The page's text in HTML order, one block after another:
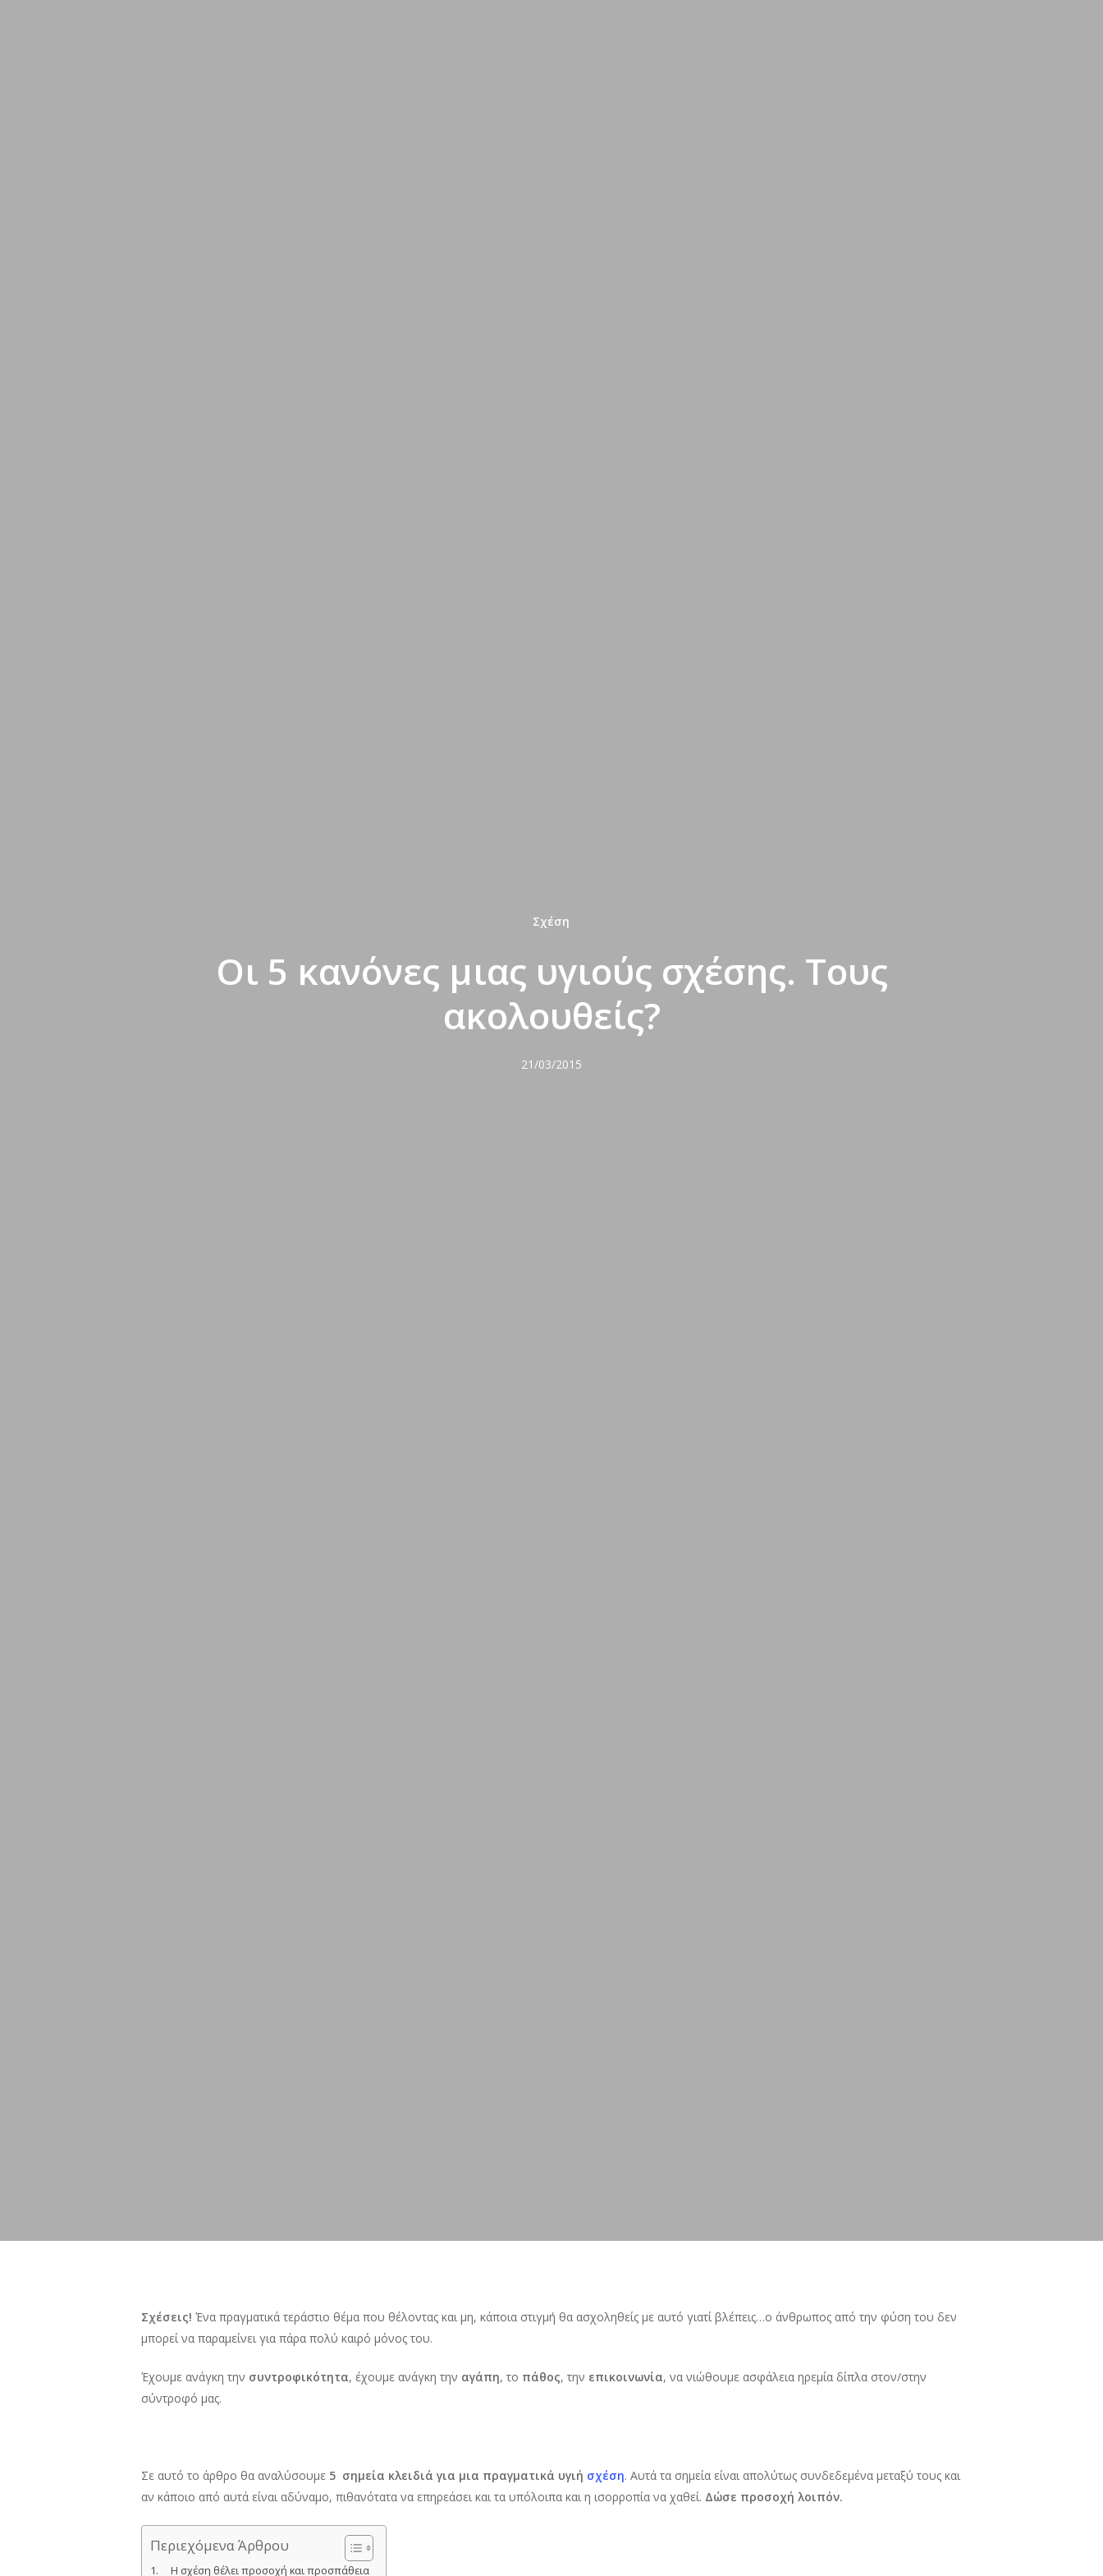
Σχέση
Οι 5 κανόνες μιας υγιούς σχέσης. Τους
ακολουθείς?
21/03/2015
Σχέσεις! Ένα πραγματικά τεράστιο θέμα που θέλοντας και μη, κάποια στιγμή θα ασχοληθείς με αυτό γιατί βλέπεις…ο άνθρωπος από την φύση του δεν
μπορεί να παραμείνει για πάρα πολύ καιρό μόνος του.
Έχουμε ανάγκη την συντροφικότητα, έχουμε ανάγκη την αγάπη, το πάθος, την επικοινωνία, να νιώθουμε ασφάλεια ηρεμία δίπλα στον/στην
σύντροφό μας.
Σε αυτό το άρθρο θα αναλύσουμε 5 σημεία κλειδιά για μια πραγματικά υγιή σχέση. Αυτά τα σημεία είναι απολύτως συνδεδεμένα μεταξύ τους και
αν κάποιο από αυτά είναι αδύναμο, πιθανότατα να επηρεάσει και τα υπόλοιπα και η ισορροπία να χαθεί. Δώσε προσοχή λοιπόν.
Περιεχόμενα Άρθρου
Η σχέση θέλει προσοχή και προσπάθεια